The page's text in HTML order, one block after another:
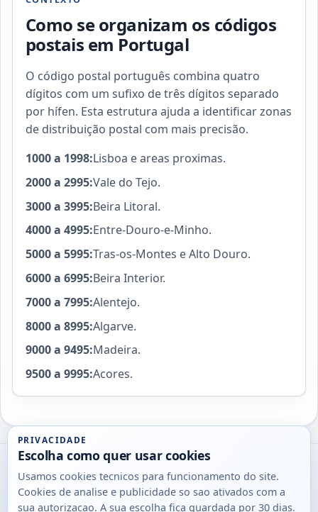
Como se organizam os códigos
postais em Portugal
O código postal português combina quatro
dígitos com um sufixo de três dígitos separado
por hífen. Esta estrutura ajuda a identificar zonas
de distribuição postal com mais precisão.
1000 a 1998:Lisboa e areas proximas.
2000 a 2995:Vale do Tejo.
3000 a 3995:Beira Litoral.
4000 a 4995:Entre-Douro-e-Minho.
5000 a 5995:Tras-os-Montes e Alto Douro.
6000 a 6995:Beira Interior.
7000 a 7995:Alentejo.
8000 a 8995:Algarve.
9000 a 9495:Madeira.
9500 a 9995:Acores.
Utils
DB
Consultas
PRIVACIDADE
Escolha como quer usar cookies
Usamos cookies tecnicos para funcionamento do site.
Cookies de analise e publicidade so sao ativados com a
sua autorizacao. A sua escolha fica guardada por 30 dias.